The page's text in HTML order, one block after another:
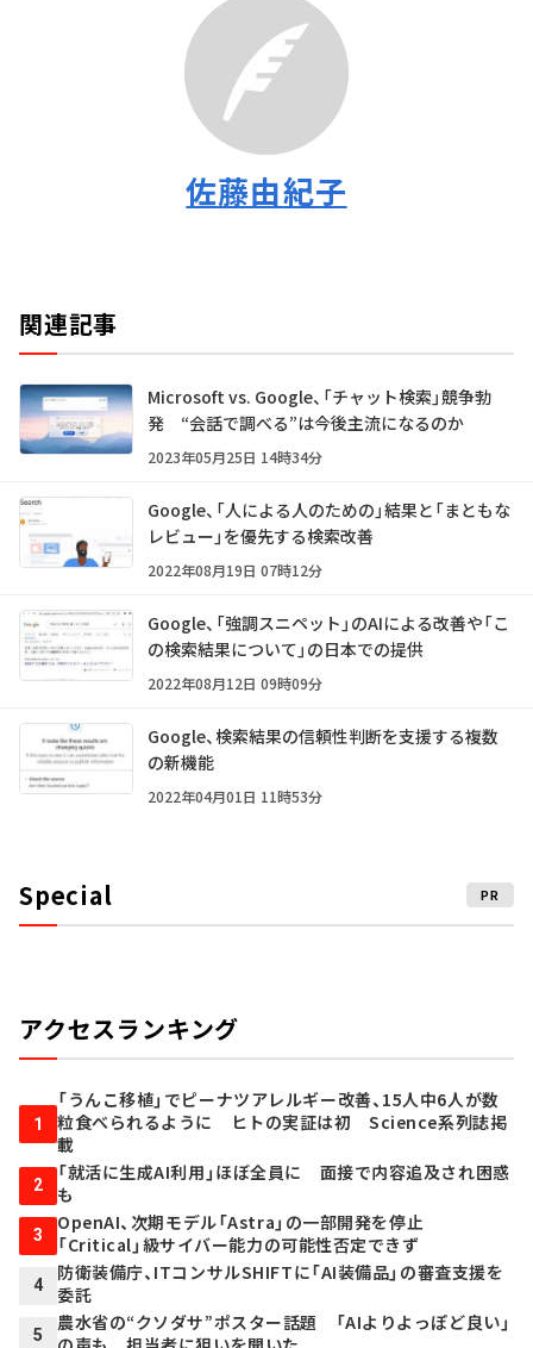
佐藤由紀子
関連記事
Microsoft vs. Google、「チャット検索」競争勃
発 “会話で調べる”は今後主流になるのか
2023年05月25日 14時34分
Google、「人による人のための」結果と「まともな
レビュー」を優先する検索改善
2022年08月19日 07時12分
Google、「強調スニペット」のAIによる改善や「こ
の検索結果について」の日本での提供
2022年08月12日 09時09分
Google、検索結果の信頼性判断を支援する複数
の新機能
2022年04月01日 11時53分
Special PR
アクセスランキング
1
「うんこ移植」でピーナツアレルギー改善、15人中6人が数
粒食べられるように ヒトの実証は初 Science系列誌掲
載
2
「就活に生成AI利用」ほぼ全員に 面接で内容追及され困惑
も
3
OpenAI、次期モデル「Astra」の一部開発を停止
「Critical」級サイバー能力の可能性否定できず
4
防衛装備庁、ITコンサルSHIFTに「AI装備品」の審査支援を
委託
5
農水省の“クソダサ”ポスター話題 「AIよりよっぽど良い」